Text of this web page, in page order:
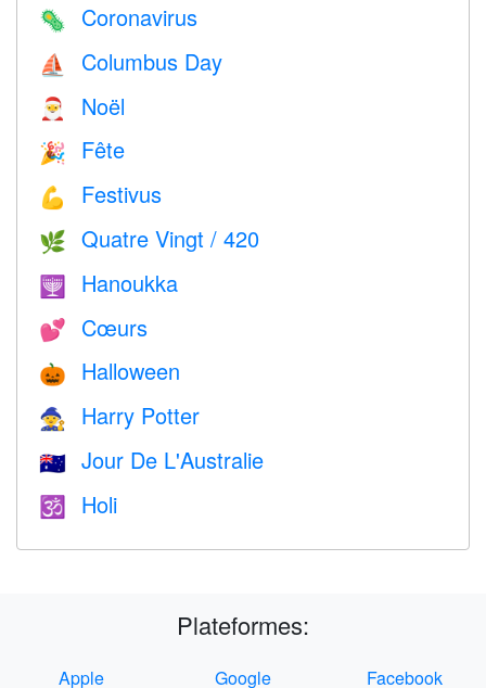
🦠 Coronavirus
⛵️ Columbus Day
🎅 Noël
🎉 Fête
💪 Festivus
🌿 Quatre Vingt / 420
🕎 Hanoukka
💕 Cœurs
🎃 Halloween
🧙 Harry Potter
🇦🇺 Jour De L'Australie
🕉 Holi
Plateformes:
Apple Google
Facebook